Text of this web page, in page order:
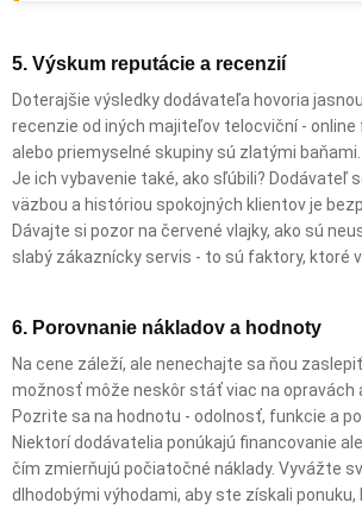
5. Výskum reputácie a recenzií
Doterajšie výsledky dodávateľa hovoria
recenzie od iných majiteľov telocviční - online
alebo priemyselné skupiny sú zlatými
Je ich vybavenie také, ako sľúbili? Dodávateľ
väzbou a históriou spokojných klientov je
Dávajte si pozor na červené vlajky, ako sú
slabý zákaznícky servis - to sú faktory, ktoré
6. Porovnanie nákladov a hodnoty
Na cene záleží, ale nenechajte sa ňou
možnosť môže neskôr stáť viac na opravách
Pozrite sa na hodnotu - odolnosť, funkcie a
Niektorí dodávatelia ponúkajú financovanie
čím zmierňujú počiatočné náklady. Vyvážte
dlhodobými výhodami, aby ste získali